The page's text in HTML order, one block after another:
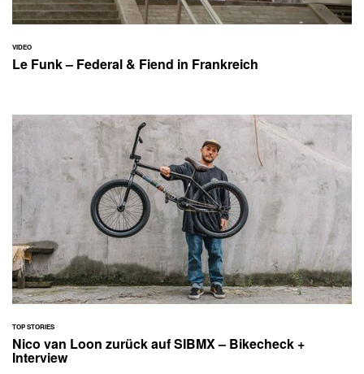
VIDEO
Le Funk – Federal & Fiend in Frankreich
TOP STORIES
Nico van Loon zurück auf SIBMX – Bikecheck +
Interview